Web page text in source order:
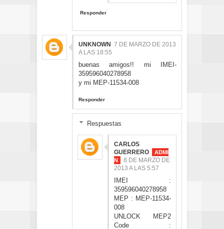
Responder
UNKNOWN 7 DE MARZO DE 2013
A LAS 18:55
buenas amigos!! mi IMEI-
359596040278958
y mi MEP-11534-008
Responder
Respuestas
CARLOS
GUERRERO
8 DE MARZO DE
2013 A LAS 5:57
IMEI :
359596040278958
MEP : MEP-11534-
008
UNLOCK MEP2
Code :